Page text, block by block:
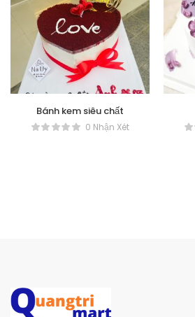
Bánh kem siêu chất
0 Nhận Xét